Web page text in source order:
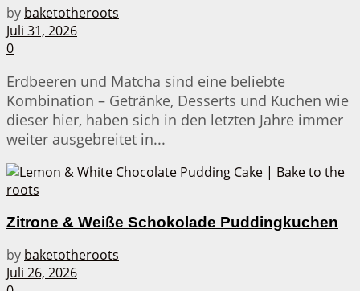
by baketotheroots
Juli 31, 2026
0
Erdbeeren und Matcha sind eine beliebte
Kombination – Getränke, Desserts und Kuchen wie
dieser hier, haben sich in den letzten Jahre immer
weiter ausgebreitet in...
Zitrone & Weiße Schokolade Puddingkuchen
by baketotheroots
Juli 26, 2026